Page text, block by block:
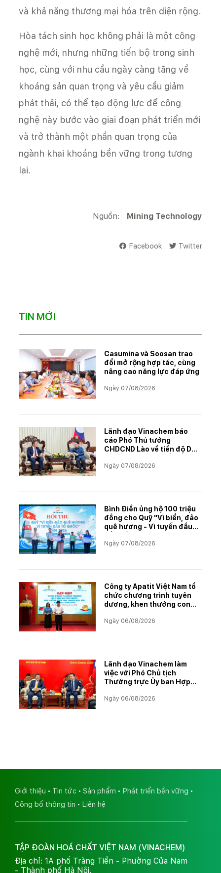
và khả năng thương mại hóa trên diện rộng.
Hòa tách sinh học không phải là một công
nghệ mới, nhưng những tiến bộ trong sinh
học, cùng với nhu cầu ngày càng tăng về
khoáng sản quan trọng và yêu cầu giảm
phát thải, có thể tạo động lực để công
nghệ này bước vào giai đoạn phát triển mới
và trở thành một phần quan trọng của
ngành khai khoáng bền vững trong tương
lai.
Nguồn: Mining Technology
Facebook Twitter
TIN MỚI
Casumina và Soosan trao
đổi mở rộng hợp tác, cùng
nâng cao năng lực đáp ứng
Ngày 07/08/2026
Lãnh đạo Vinachem báo
cáo Phó Thủ tướng
CHDCND Lào về tiến độ Dự
muối mỏ Kali
Ngày 07/08/2026
Bình Điền ủng hộ 100 triệu
đồng cho Quỹ "Vì biển, đảo
quê hương - Vì tuyến đầu
Ngày 07/08/2026
Công ty Apatit Việt Nam tổ
chức chương trình tuyên
dương, khen thưởng con
học tập xuất sắc năm học
Ngày 06/08/2026
Lãnh đạo Vinachem làm
việc với Phó Chủ tịch
Thường trực Ủy ban Hợp
đẩy triển khai Dự án Kali
Ngày 06/08/2026
Giới thiệu Tin tức Sản phẩm
Phát triển bền vững
Công bố thông tin
Liên hệ
TẬP ĐOÀN HOÁ CHẤT VIỆT NAM (VINACHEM)
Địa chỉ: 1A phố Tràng Tiền - Phường Cửa Nam
- Thành phố Hà Nội.